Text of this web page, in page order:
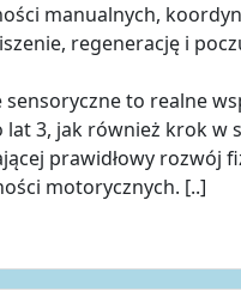
manualnych,
regenerację i
to realne
3, jak również krok w
prawidłowy rozwój
motorycznych. [..]